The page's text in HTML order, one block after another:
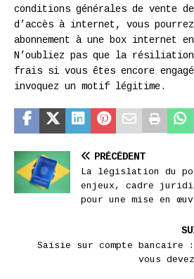
conditions générales de vente
d’accès à internet, vous
abonnement à une box internet
N’oubliez pas que la
frais si vous êtes encore
invoquez un motif légitime.
PRÉCÉDENT
La législation du
enjeux, cadre
pour une mise en
Saisie sur compte bancaire
vous